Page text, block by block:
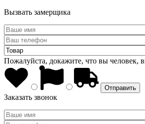
Вызвать замерщика
Пожалуйста, докажите, что вы человек,
Заказать звонок